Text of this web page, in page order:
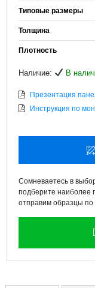
Типовые размеры
Толщина
Плотность
Наличие: В
Презентация
Инструкция по
Сомневаетесь в
подберите наиболее
отправим образцы